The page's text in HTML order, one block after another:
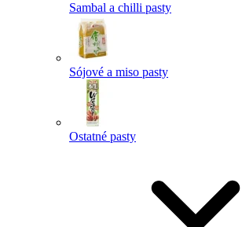
Sambal a chilli pasty
Sójové a miso pasty
Ostatné pasty